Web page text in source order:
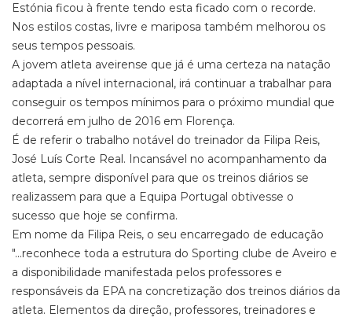
Estónia ficou à frente tendo esta ficado com o recorde.
Nos estilos costas, livre e mariposa também melhorou os
seus tempos pessoais.
A jovem atleta aveirense que já é uma certeza na natação
adaptada a nível internacional, irá continuar a trabalhar para
conseguir os tempos mínimos para o próximo mundial que
decorrerá em julho de 2016 em Florença.
É de referir o trabalho notável do treinador da Filipa Reis,
José Luís Corte Real. Incansável no acompanhamento da
atleta, sempre disponível para que os treinos diários se
realizassem para que a Equipa Portugal obtivesse o
sucesso que hoje se confirma.
Em nome da Filipa Reis, o seu encarregado de educação
"...reconhece toda a estrutura do Sporting clube de Aveiro e
a disponibilidade manifestada pelos professores e
responsáveis da EPA na concretização dos treinos diários da
atleta. Elementos da direção, professores, treinadores e